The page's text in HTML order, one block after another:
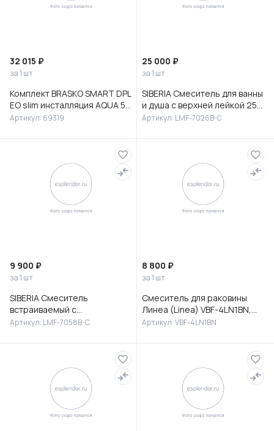
32 015 ₽
за 1 шт
Комплект BRASKO SMART DPL
EO slim инсталляция AQUA 50
PRIME P кнопка ACCENTO
Артикул: 69319
25 000 ₽
за 1 шт
SIBERIA Смеситель для ванны
и душа с верхней лейкой 25
см, с изливом, латунь, хром,
Артикул: LMF-7026B-C
9 900 ₽
за 1 шт
SIBERIA Смеситель
встраиваемый с
гигиеническим душем,
Артикул: LMF-7058B-C
8 800 ₽
за 1 шт
Смеситель для раковины
Линеа (Linea) VBF-4LN1BN,
брашированный никель
Артикул: VBF-4LN1BN